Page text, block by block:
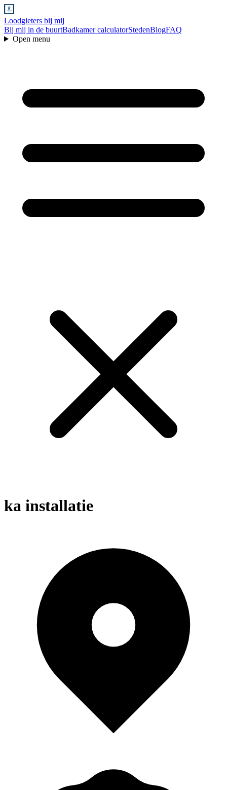
Loodgieters bij mij
Bij mij in de buurtBadkamer calculatorStedenBlogFAQ
Open menu
ka installatie